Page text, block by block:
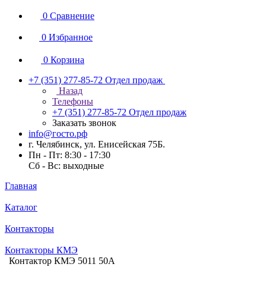
0 Сравнение
0 Избранное
0 Корзина
+7 (351) 277-85-72 Отдел продаж
Назад
Телефоны
+7 (351) 277-85-72 Отдел продаж
Заказать звонок
info@госто.рф
г. Челябинск, ул. Енисейская 75Б.
Пн - Пт: 8:30 - 17:30
Сб - Вс: выходные
Главная
Каталог
Контакторы
Контакторы КМЭ
Контактор КМЭ 5011 50А